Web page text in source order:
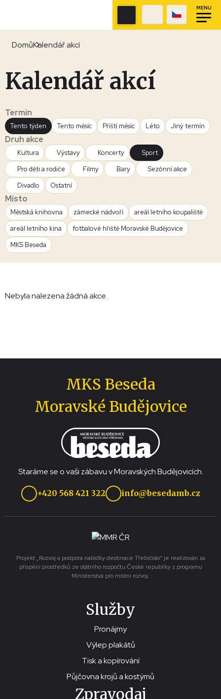
MENU
DomůKalendář akcí
Kalendář akcí
Termín
Tento týden Tento měsíc Příští měsíc Léto Jiný termín
Druh akce
Kultura Výstavy Koncerty
Sport
Pro děti a rodiče
Filmy Bary
Sezónní akce
Divadlo
Ostatní
Místo
Městská knihovna zámecké nádvoří
areál letního koupaliště
areál letního kina
fotbalové hřiště Moravské Budějovice
MKS Beseda
Nebyla nalezena žádná akce.
MKS Beseda
Moravské Budějovice
Staráme se o vaši zábavu v Moravských Budějovicích.
+420 568 421 322 info@besedamb.cz
Projekt „Rozvoj a podpora nabídky destinace Třebíčsko“ je realizován za
přispění prostředků ze státního rozpočtu České republiky z programu
Ministerstva pro místní rozvoj.
Služby
Pronájmy
Výlep plakátů
Tisk a kopírování
Půjčovna krojů a kostýmů
Zpravodaj